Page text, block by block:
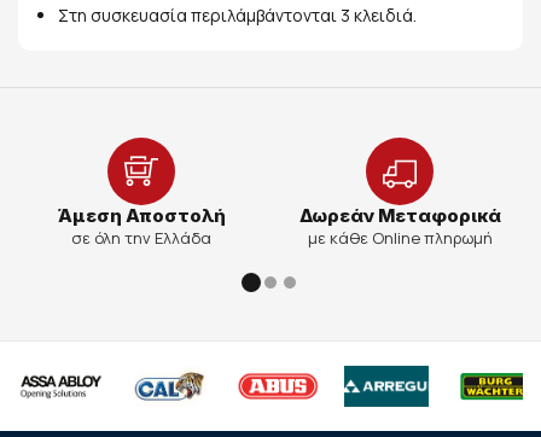
Στη συσκευασία περιλάμβάντονται 3 κλειδιά.
Άμεση Αποστολή
σε όλη την Ελλάδα
Δωρεάν Μεταφορικά
με κάθε Online πληρωμή